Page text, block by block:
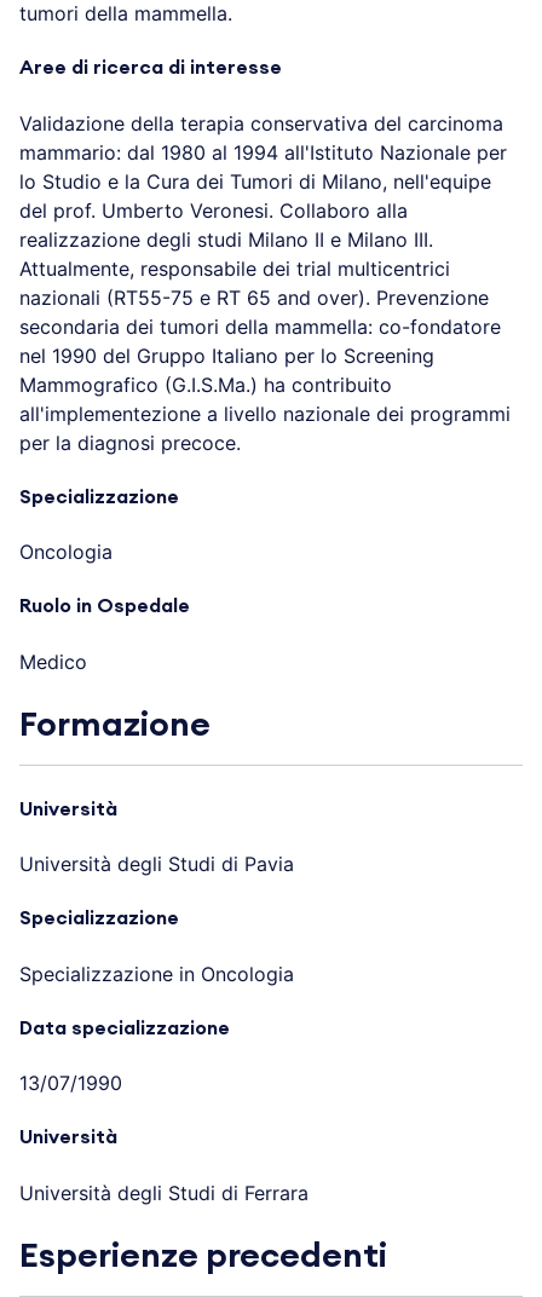
tumori della mammella.
Aree di ricerca di interesse
Validazione della terapia conservativa del carcinoma
mammario: dal 1980 al 1994 all'Istituto Nazionale per
lo Studio e la Cura dei Tumori di Milano, nell'equipe
del prof. Umberto Veronesi. Collaboro alla
realizzazione degli studi Milano II e Milano III.
Attualmente, responsabile dei trial multicentrici
nazionali (RT55-75 e RT 65 and over). Prevenzione
secondaria dei tumori della mammella: co-fondatore
nel 1990 del Gruppo Italiano per lo Screening
Mammografico (G.I.S.Ma.) ha contribuito
all'implementezione a livello nazionale dei programmi
per la diagnosi precoce.
Specializzazione
Oncologia
Ruolo in Ospedale
Medico
Formazione
Università
Università degli Studi di Pavia
Specializzazione
Specializzazione in Oncologia
Data specializzazione
13/07/1990
Università
Università degli Studi di Ferrara
Esperienze precedenti